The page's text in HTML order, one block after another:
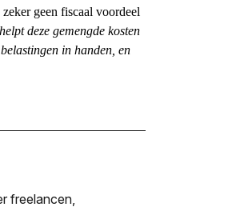
geen fiscaal voordeel
deze gemengde kosten
in handen, en
freelancen,